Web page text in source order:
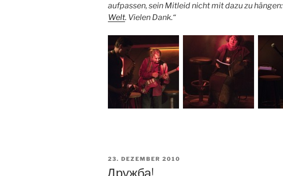
aufpassen, sein Mitleid nicht mit dazu zu hängen:
Welt. Vielen Dank.“
VERÖFFENTLICHT
23. DEZEMBER 2010
Дружба!